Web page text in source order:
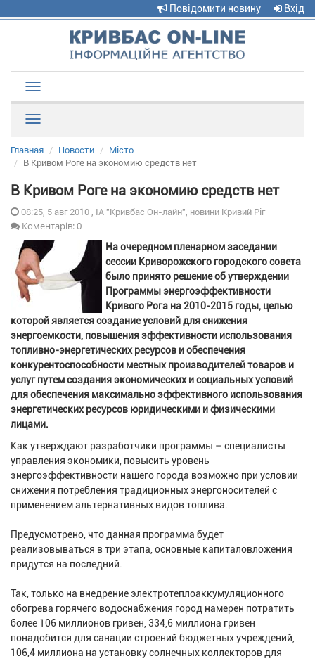
Повідомити новину Вхід
navigation
Главная Новости
Місто
В Кривом Роге на экономию средств нет
В Кривом Роге на экономию средств нет
08:25, 5 авг 2010 , ІА "Кривбас Он-лайн", новини Кривий Ріг
Коментарів: 0
На очередном пленарном заседании
сессии Криворожского городского совета
было принято решение об утверждении
Программы энергоэффективности
Кривого Рога на 2010-2015 годы, целью
которой является создание условий для снижения
энергоемкости, повышения эффективности использования
топливно-энергетических ресурсов и обеспечения
конкурентоспособности местных производителей товаров и
услуг путем создания экономических и социальных условий
для обеспечения максимально эффективного использования
энергетических ресурсов юридическими и физическими
лицами.
Как утверждают разработчики программы – специалисты
управления экономики, повысить уровень
энергоэффективности нашего города возможно при условии
снижения потребления традиционных энергоносителей с
применением альтернативных видов топлива.
Предусмотрено, что данная программа будет
реализовываться в три этапа, основные капиталовложения
придутся на последний.
Так, только на внедрение электротеплоаккумуляционного
обогрева горячего водоснабжения город намерен потратить
более 106 миллионов гривен, 334,6 миллиона гривен
понадобится для санации строений бюджетных учреждений,
106,4 миллиона на установку солнечных коллекторов для